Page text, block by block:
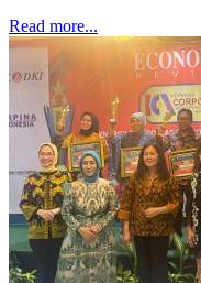
Read more...